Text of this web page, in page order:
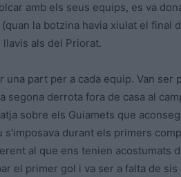
amb els seus equips, es va
la botzina havia xiulat el final
llavis als del Priorat.
una part per a cada equip. Van ser
segona derrota fora de casa al
sobre els Guiamets que
s’imposava durant els primers
al que ens tenien acostumats
el primer gol i va ser a falta de